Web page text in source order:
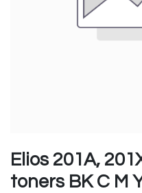
Elios 201A,
toners BK C M